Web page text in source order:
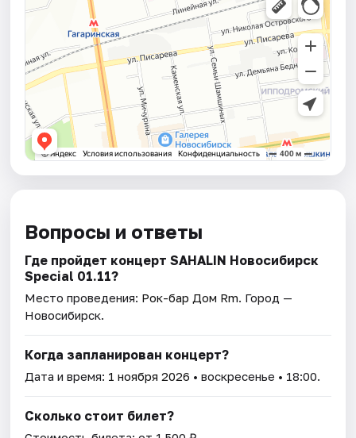
Вопросы и ответы
Где пройдет концерт SAHALIN Новосибирск
Special 01.11?
Место проведения: Рок-бар Дом Rm. Город —
Новосибирск.
Когда запланирован концерт?
Дата и время: 1 ноября 2026 • воскресенье • 18:00.
Сколько стоит билет?